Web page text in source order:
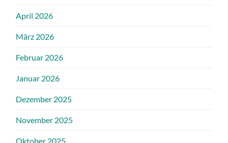
April 2026
März 2026
Februar 2026
Januar 2026
Dezember 2025
November 2025
Oktober 2025